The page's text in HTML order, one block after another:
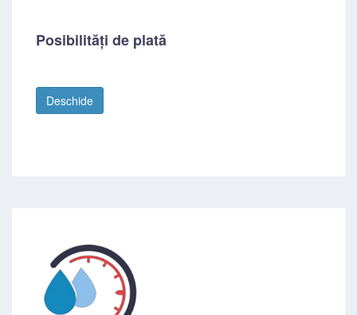
Posibilități de plată
Deschide